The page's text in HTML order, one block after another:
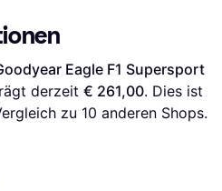
Eagle F1 Supersport
derzeit € 261,00. Dies ist
zu 10 anderen Shops.